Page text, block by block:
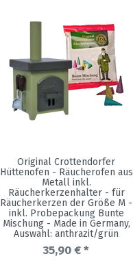
Original Crottendorfer
Hüttenofen - Räucherofen aus
Metall inkl.
Räucherkerzenhalter - für
Räucherkerzen der Größe M -
inkl. Probepackung Bunte
Mischung - Made in Germany,
Auswahl: anthrazit/grün
35,90 € *